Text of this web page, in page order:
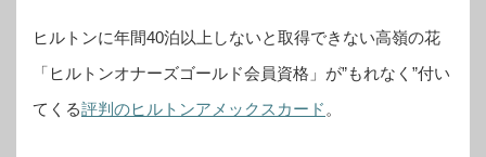
ヒルトンに年間40泊以上しないと取得できない高嶺の花
「ヒルトンオナーズゴールド会員資格」が”もれなく”付い
てくる評判のヒルトンアメックスカード 。